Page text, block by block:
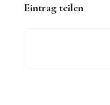
Eintrag teilen